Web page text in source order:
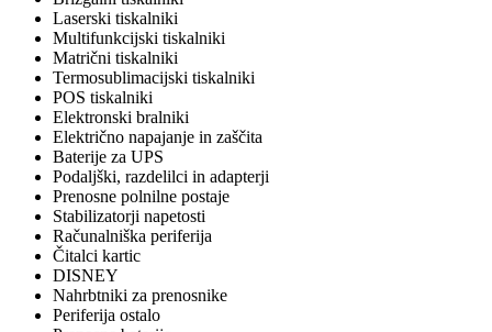
Laserski tiskalniki
Multifunkcijski tiskalniki
Matrični tiskalniki
Termosublimacijski tiskalniki
POS tiskalniki
Elektronski bralniki
Električno napajanje in zaščita
Baterije za UPS
Podaljški, razdelilci in adapterji
Prenosne polnilne postaje
Stabilizatorji napetosti
Računalniška periferija
Čitalci kartic
DISNEY
Nahrbtniki za prenosnike
Periferija ostalo